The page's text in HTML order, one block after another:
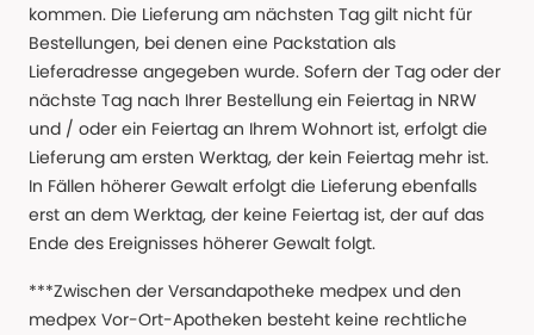
kommen. Die Lieferung am nächsten Tag gilt nicht für
Bestellungen, bei denen eine Packstation als
Lieferadresse angegeben wurde. Sofern der Tag oder der
nächste Tag nach Ihrer Bestellung ein Feiertag in NRW
und / oder ein Feiertag an Ihrem Wohnort ist, erfolgt die
Lieferung am ersten Werktag, der kein Feiertag mehr ist.
In Fällen höherer Gewalt erfolgt die Lieferung ebenfalls
erst an dem Werktag, der keine Feiertag ist, der auf das
Ende des Ereignisses höherer Gewalt folgt.
***Zwischen der Versandapotheke medpex und den
medpex Vor-Ort-Apotheken besteht keine rechtliche